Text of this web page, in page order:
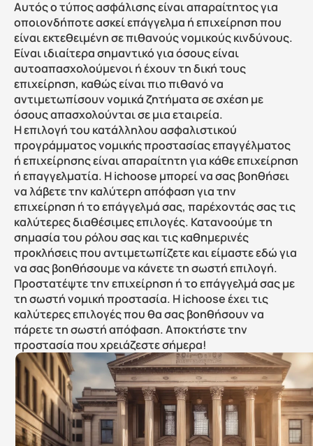
Αυτός ο τύπος ασφάλισης είναι απαραίτητος για
οποιονδήποτε ασκεί επάγγελμα ή επιχείρηση που
είναι εκτεθειμένη σε πιθανούς νομικούς κινδύνους.
Είναι ιδιαίτερα σημαντικό για όσους είναι
αυτοαπασχολούμενοι ή έχουν τη δική τους
επιχείρηση, καθώς είναι πιο πιθανό να
αντιμετωπίσουν νομικά ζητήματα σε σχέση με
όσους απασχολούνται σε μια εταιρεία.
Η επιλογή του κατάλληλου ασφαλιστικού
προγράμματος νομικής προστασίας επαγγέλματος
ή επιχείρησης είναι απαραίτητη για κάθε επιχείρηση
ή επαγγελματία. Η ichoose μπορεί να σας βοηθήσει
να λάβετε την καλύτερη απόφαση για την
επιχείρηση ή το επάγγελμά σας, παρέχοντάς σας τις
καλύτερες διαθέσιμες επιλογές. Κατανοούμε τη
σημασία του ρόλου σας και τις καθημερινές
προκλήσεις που αντιμετωπίζετε και είμαστε εδώ για
να σας βοηθήσουμε να κάνετε τη σωστή επιλογή.
Προστατέψτε την επιχείρηση ή το επάγγελμά σας με
τη σωστή νομική προστασία. Η ichoose έχει τις
καλύτερες επιλογές που θα σας βοηθήσουν να
πάρετε τη σωστή απόφαση. Αποκτήστε την
προστασία που χρειάζεστε σήμερα!